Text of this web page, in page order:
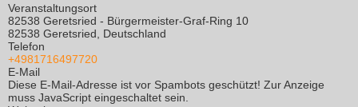
Veranstaltungsort
82538 Geretsried - Bürgermeister-Graf-Ring 10
82538 Geretsried, Deutschland
Telefon
+4981716497720
E-Mail
Diese E-Mail-Adresse ist vor Spambots geschützt! Zur Anzeige
muss JavaScript eingeschaltet sein.